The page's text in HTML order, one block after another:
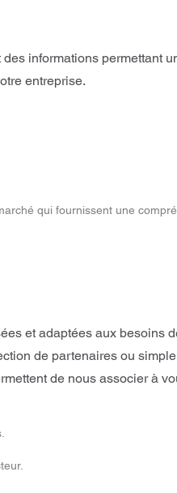
informations permettant
entreprise.
qui fournissent une
et adaptées aux besoins
de partenaires ou
de nous associer à